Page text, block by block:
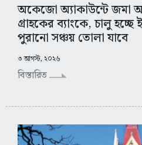
অকেজো অ্যাকাউন্টে জমা
গ্রাহকের ব্যাংকে, চালু হচ্ছে
পুরানো সঞ্চয় তোলা যাবে
৩ আগস্ট, ২০২৬
বিস্তারিত